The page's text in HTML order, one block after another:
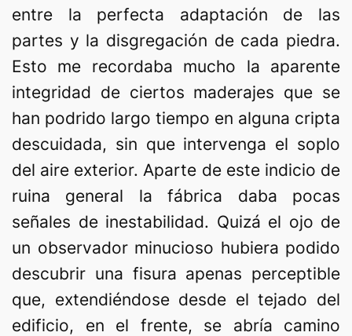
entre la perfecta adaptación de las
partes y la disgregación de cada piedra.
Esto me recordaba mucho la aparente
integridad de ciertos maderajes que se
han podrido largo tiempo en alguna cripta
descuidada, sin que intervenga el soplo
del aire exterior. Aparte de este indicio de
ruina general la fábrica daba pocas
señales de inestabilidad. Quizá el ojo de
un observador minucioso hubiera podido
descubrir una fisura apenas perceptible
que, extendiéndose desde el tejado del
edificio, en el frente, se abría camino